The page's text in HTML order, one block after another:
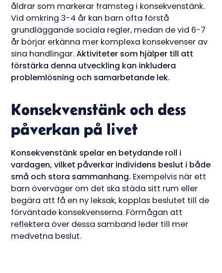
åldrar som markerar framsteg i konsekvenstänk.
Vid omkring 3-4 år kan barn ofta förstå
grundläggande sociala regler, medan de vid 6-7
år börjar erkänna mer komplexa konsekvenser av
sina handlingar.Aktiviteter som hjälper till att
förstärka denna utveckling kan inkludera
problemlösning och samarbetande lek.
Konsekvenstänk och dess
påverkan på livet
Konsekvenstänk spelar en betydande roll i
vardagen, vilket påverkar individens beslut i både
små och stora sammanhang. Exempelvis när ett
barn överväger om det ska städa sitt rum eller
begära att få en ny leksak, kopplas beslutet till de
förväntade konsekvenserna. Förmågan att
reflektera över dessa samband leder till mer
medvetna beslut.